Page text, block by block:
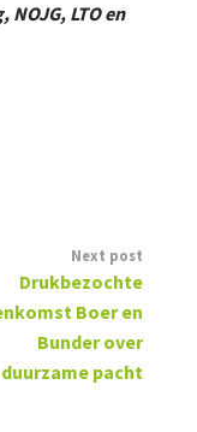
LTO en
Next post
Drukbezochte
Boer en
Bunder over
duurzame pacht